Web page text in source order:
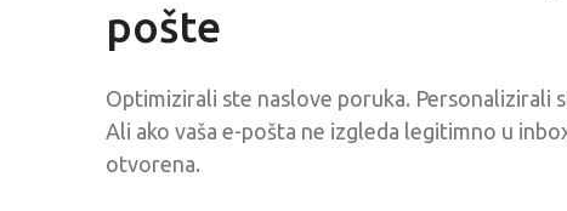
pošte
Optimizirali ste naslove poruka. Personalizirali
Ali ako vaša e-pošta ne izgleda legitimno u
otvorena.